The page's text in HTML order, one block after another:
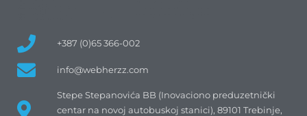
+387 (0)65 366-002
info@webherzz.com
Stepe Stepanovića BB (Inovaciono preduzetnički
centar na novoj autobuskoj stanici), 89101 Trebinje,